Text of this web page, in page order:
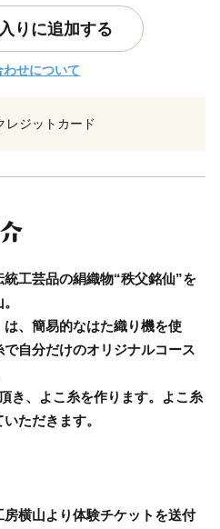
りに追加する
わせについて
レジットカード
工芸品の絹織物“秩父銘仙”を
は、簡易的なはた織り機を使
自分だけのオリジナルコース
き、よこ糸を作ります。よこ糸
ただきます。
横山より体験チケットを送付